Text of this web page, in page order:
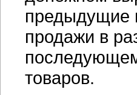
предыдущие
продажи в
товаров.